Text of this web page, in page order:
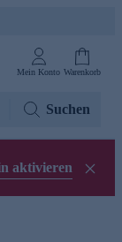
Mein Konto Warenkorb
Suchen
aktivieren